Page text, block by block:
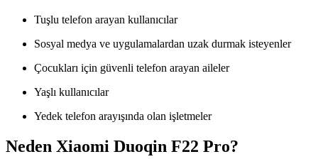
Tuşlu telefon arayan kullanıcılar
Sosyal medya ve uygulamalardan uzak durmak isteyenler
Çocukları için güvenli telefon arayan aileler
Yaşlı kullanıcılar
Yedek telefon arayışında olan işletmeler
Neden Xiaomi Duoqin F22 Pro?